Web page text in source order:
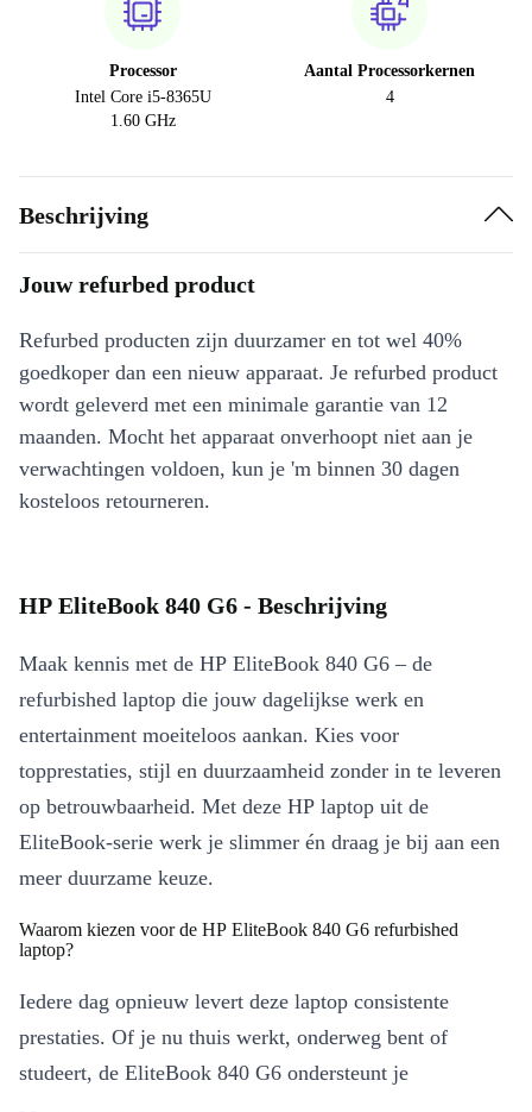
Processor
Intel Core i5-8365U
1.60 GHz
Aantal Processorkernen
4
Beschrijving
Jouw refurbed product
Refurbed producten zijn duurzamer en tot wel 40%
goedkoper dan een nieuw apparaat. Je refurbed product
wordt geleverd met een minimale garantie van 12
maanden. Mocht het apparaat onverhoopt niet aan je
verwachtingen voldoen, kun je 'm binnen 30 dagen
kosteloos retourneren.
HP EliteBook 840 G6 - Beschrijving
Maak kennis met de HP EliteBook 840 G6 – de
refurbished laptop die jouw dagelijkse werk en
entertainment moeiteloos aankan. Kies voor
topprestaties, stijl en duurzaamheid zonder in te leveren
op betrouwbaarheid. Met deze HP laptop uit de
EliteBook-serie werk je slimmer én draag je bij aan een
meer duurzame keuze.
Waarom kiezen voor de HP EliteBook 840 G6 refurbished
laptop?
Iedere dag opnieuw levert deze laptop consistente
prestaties. Of je nu thuis werkt, onderweg bent of
studeert, de EliteBook 840 G6 ondersteunt je